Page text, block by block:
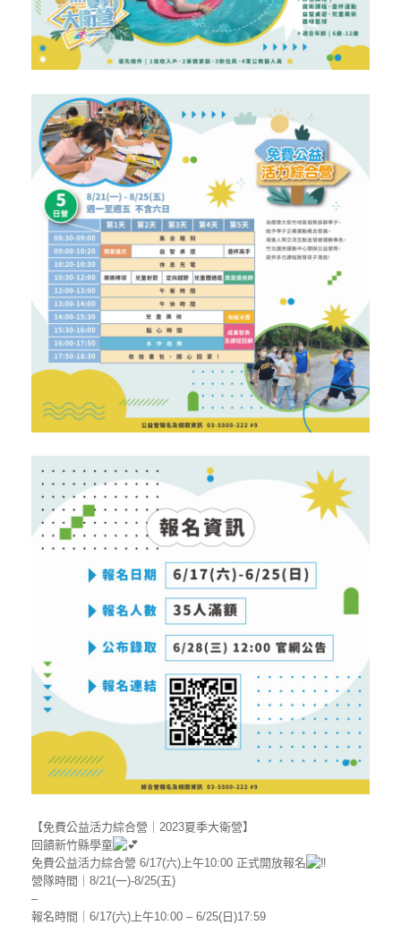
【免費公益活力綜合營｜2023夏季大衛營】
回饋新竹縣學童
免費公益活力綜合營 6/17(六)上午10:00 正式開放報名
營隊時間｜8/21(一)-8/25(五)
–
報名時間｜6/17(六)上午10:00 – 6/25(日)17:59